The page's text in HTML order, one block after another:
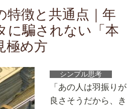
特徴と共通点｜年
に騙されない「本
極め方
シンプル思考
「あの人は羽振りが
良さそうだから、き